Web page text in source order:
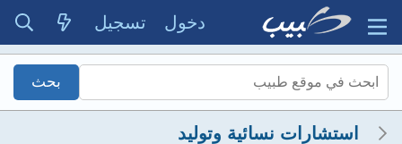
دخول تسجيل
استشارات نسائية وتوليد